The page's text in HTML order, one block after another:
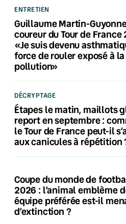
ENTRETIEN
Guillaume Martin-
coureur du Tour de France
«Je suis devenu
force de rouler exposé à la
pollution»
DÉCRYPTAGE
Étapes le matin, maillots
report en septembre :
le Tour de France peut-il
aux canicules à répétition
Coupe du monde de
2026 : l’animal emblème
équipe préférée est-il
d’extinction ?